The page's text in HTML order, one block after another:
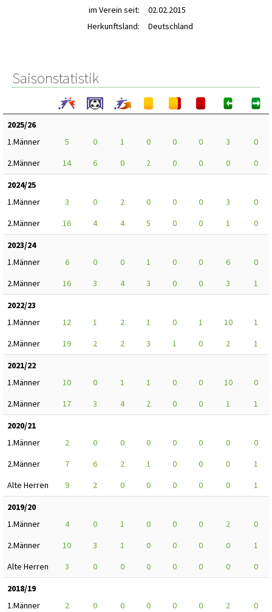
im Verein seit:
02.02.2015
Herkunftsland:
Deutschland
Saisonstatistik
2025/26
1.Männer
5 0 1 0 0 0 3
0
2.Männer
14 6 0 2 0 0 0
0
2024/25
1.Männer
3 0 2 0 0 0 3
0
2.Männer
16 4 4 5 0 0 1
0
2023/24
1.Männer
6 0 0 1 0 0 6
0
2.Männer
16 3 4 3 0 0 3
1
2022/23
1.Männer
12 1 2 1 0 1 10
1
2.Männer
19 2 2 3 1 0 2
1
2021/22
1.Männer
10 0 1 1 0 0 10
0
2.Männer
17 3 4 2 0 0 1
1
2020/21
1.Männer
2 0 0 0 0 0 0
0
2.Männer
7 6 2 1 0 0 0
1
Alte Herren
9 2 0 0 0 0 0
1
2019/20
1.Männer
4 0 1 0 0 0 2
0
2.Männer
10 3 1 0 0 0 0
1
Alte Herren
3 0 0 0 0 0 0
0
2018/19
1.Männer
2 0 0 0 0 0 2 0